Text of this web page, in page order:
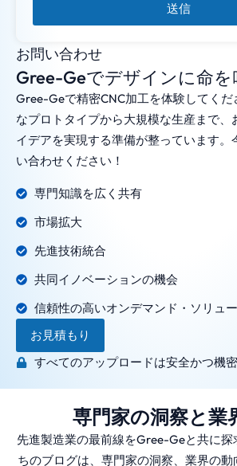
お問い合わせ
Gree-Geでデザインに命を
Gree-Geで精密CNC加工を体験してくだ
なプロトタイプから大規模な生産まで、
イデアを実現する準備が整っています。
い合わせください！
専門知識を広く共有
市場拡大
先進技術統合
共同イノベーションの機会
信頼性の高いオンデマンド・ソリュ
お見積もり
すべてのアップロードは安全かつ機密
送信
専門家の洞察と業
先進製造業の最前線をGree-Geと共に探
ちのブログは、専門家の洞察、業界の